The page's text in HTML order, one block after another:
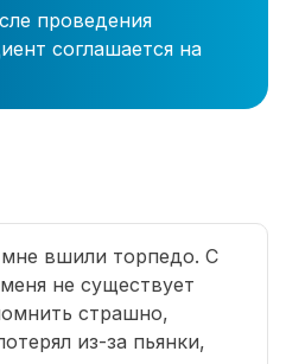
проведения
соглашается на
вшили торпедо. С
не существует
страшно,
из-за пьянки,